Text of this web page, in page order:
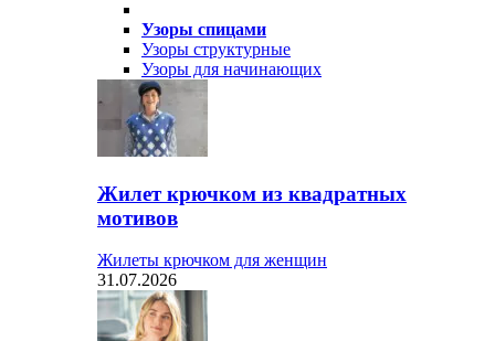
Узоры спицами
Узоры структурные
Узоры для начинающих
Жилет крючком из квадратных
мотивов
Жилеты крючком для женщин
31.07.2026